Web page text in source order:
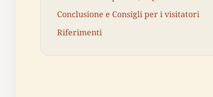
Conclusione e Consigli per i visitatori
Riferimenti